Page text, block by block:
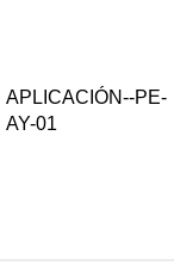
APLICACIÓN--PE-
AY-01